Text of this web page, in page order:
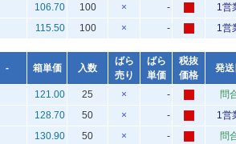
106.70 100 × - 1営
115.50 100 × - 1営
- 箱単価 入数
ばら
売り
ばら
単価
税抜
価格
発
121.00 25 × - 問
128.70 50 × - 1営
130.90 50 × - 問